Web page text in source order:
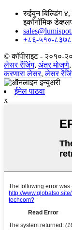
रुईयुन बिल्डिंग
इकॉनॉमिक
+८६-५१०-
© कॉपीराइट - २०१०-
लेसर रेंजिंग, अंतर मोजणे,
करणारा लेसर,लेसर
ईमेल पाठवा
x